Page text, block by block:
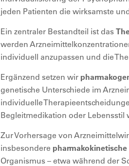
jeden Patienten die wirksamste
Ein zentraler Bestandteil ist das
werden
individuell anzupassen und die
Ergänzend setzen wir
genetische Unterschiede im
individuelle
Begleitmedikation oder Lebensstil
Zur Vorhersage von
insbesondere
Organismus – etwa während der